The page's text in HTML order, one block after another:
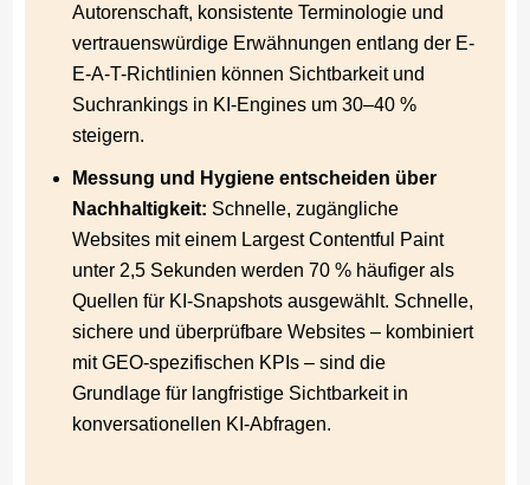
Autorenschaft, konsistente Terminologie und
vertrauenswürdige Erwähnungen entlang der E-
E-A-T-Richtlinien können Sichtbarkeit und
Suchrankings in KI-Engines um 30–40 %
steigern.
Messung und Hygiene entscheiden über
Nachhaltigkeit: Schnelle, zugängliche
Websites mit einem Largest Contentful Paint
unter 2,5 Sekunden werden 70 % häufiger als
Quellen für KI-Snapshots ausgewählt. Schnelle,
sichere und überprüfbare Websites – kombiniert
mit GEO-spezifischen KPIs – sind die
Grundlage für langfristige Sichtbarkeit in
konversationellen KI-Abfragen.